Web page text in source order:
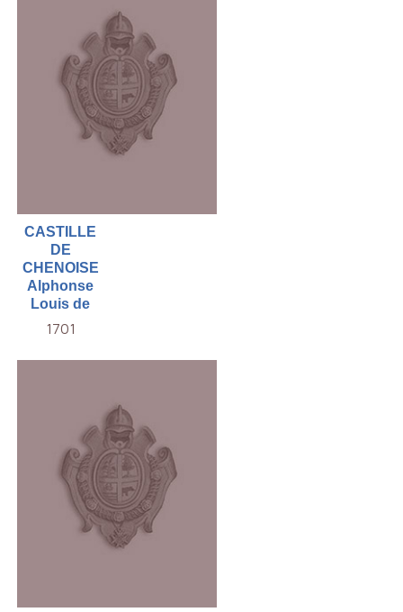
CASTILLE
DE
CHENOISE
Alphonse
Louis de
1701